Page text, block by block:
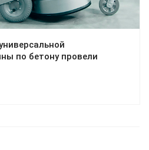
по бетону провели